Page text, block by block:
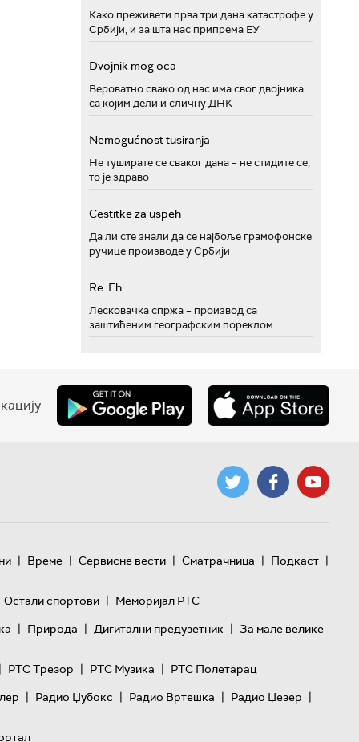
Како преживети прва три дана катастрофе у
Србији, и за шта нас припрема ЕУ
Dvojnik mog oca
Вероватно свако од нас има свог двојника
са којим дели и сличну ДНК
Nemogućnost tusiranja
Не туширате се сваког дана – не стидите се,
то је здраво
Cestitke za uspeh
Да ли сте знали да се најбоље грамофонске
ручице производе у Србији
Re: Eh...
Лесковачка спржа – производ са
заштићеним географским пореклом
| Време | Сервисне вести | Сматрачница | Подкаст |
Остали спортови | Меморијал РТС
| Природа | Дигитални предузетник | За мале велике
РТС Трезор | РТС Музика | РТС Полетарац
| Радио Џубокс | Радио Вртешка | Радио Џезер |